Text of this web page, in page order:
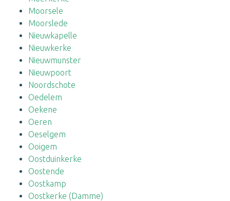
Moorsele
Moorslede
Nieuwkapelle
Nieuwkerke
Nieuwmunster
Nieuwpoort
Noordschote
Oedelem
Oekene
Oeren
Oeselgem
Ooigem
Oostduinkerke
Oostende
Oostkamp
Oostkerke (Damme)